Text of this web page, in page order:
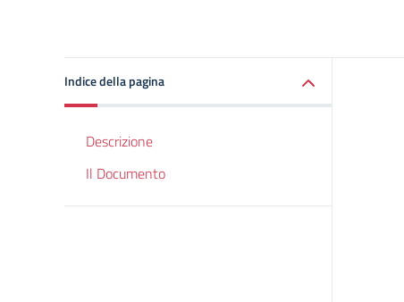
Indice della pagina
Descrizione
Il Documento